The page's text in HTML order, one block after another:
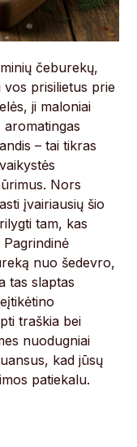
čeburekų,
prisilietus prie
ji maloniai
– tai tikras
Nors
įvairiausių šio
tam, kas
nuo šedevro,
tas slaptas
traškia bei
nuodugniai
kad jūsų
patiekalu.